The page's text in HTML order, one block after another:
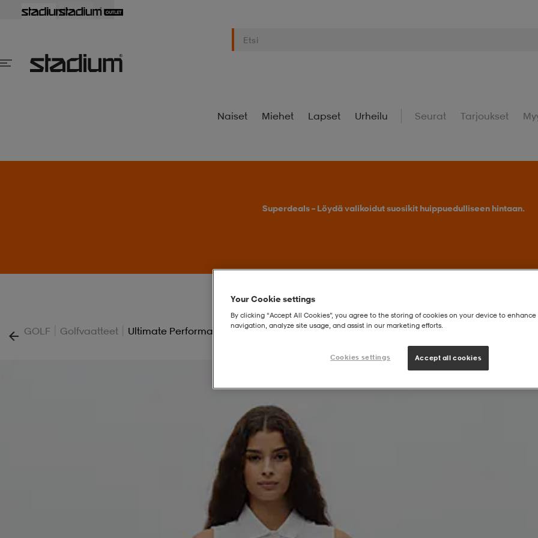
Naiset Miehet Lapset Urheilu Seurat Tarjoukset
Superdeals – Löydä valikoidut suosikit huippuedulliseen hintaan.
GOLF | Golfvaatteet | Ultimate Performance Shorts
Your Cookie settings
By clicking “Accept All Cookies”, you agree to the storing of cookies on your device to enhance
navigation, analyze site usage, and assist in our marketing efforts.
Cookies settings Accept all cookies